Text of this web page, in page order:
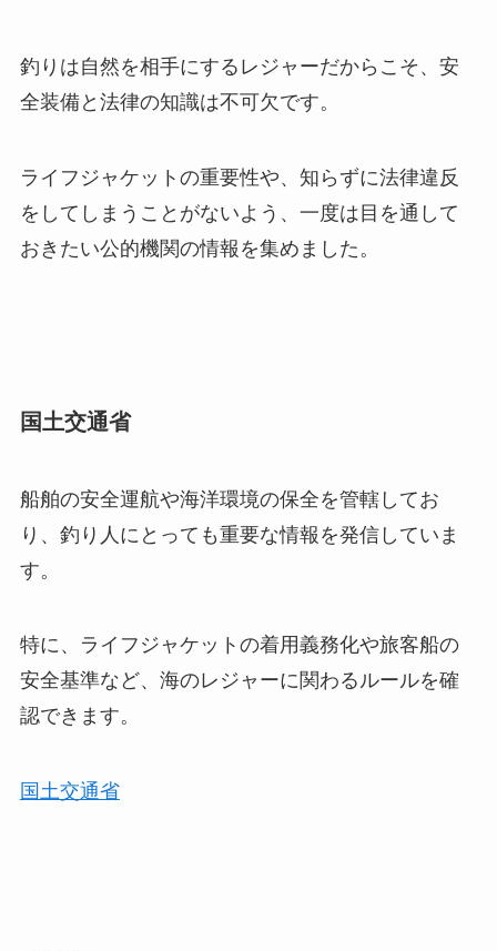
釣りは自然を相手にするレジャーだからこそ、安
全装備と法律の知識は不可欠です。
ライフジャケットの重要性や、知らずに法律違反
をしてしまうことがないよう、一度は目を通して
おきたい公的機関の情報を集めました。
国土交通省
船舶の安全運航や海洋環境の保全を管轄してお
り、釣り人にとっても重要な情報を発信していま
す。
特に、ライフジャケットの着用義務化や旅客船の
安全基準など、海のレジャーに関わるルールを確
認できます。
国土交通省